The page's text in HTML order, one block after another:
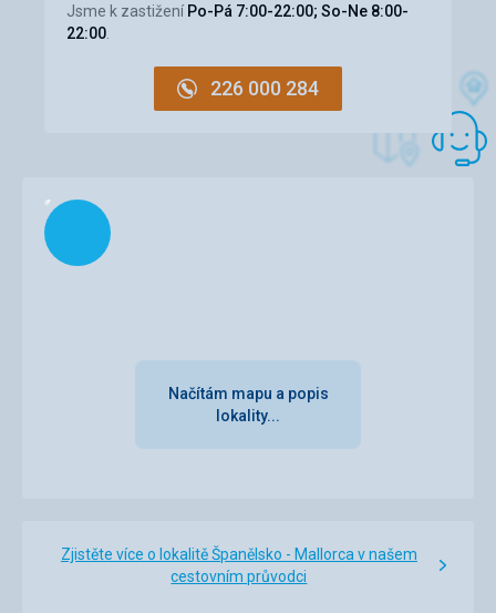
Jsme k zastižení Po-Pá 7:00-22:00; So-Ne 8:00-
22:00
226 000 284
Načítám
Načítám mapu a popis
lokality...
Zjistěte více o lokalitě Španělsko - Mallorca v našem
cestovním průvodci